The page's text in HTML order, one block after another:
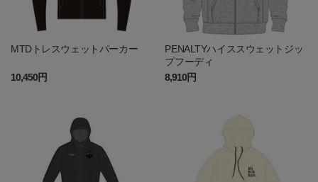
MTDトレスウェットパーカー
10,450円
PENALTYハイススウェットジッ
プフーディ
8,910円